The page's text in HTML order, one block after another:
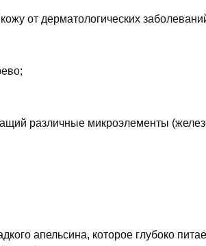
от дерматологических
различные микроэлементы
апельсина, которое глубоко